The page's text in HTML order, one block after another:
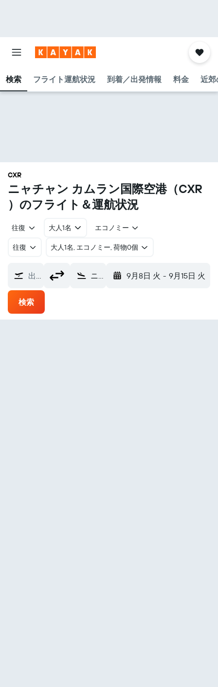
検索 フライト運航状況 到着／出発情報 料金 近郊
CXR
ニャチャン カムラン国際空港​（CXR​
）のフライト＆運航状況
往復 大人1名 エコノミー
往復 ​大人1名, エコノミー, 荷物0個
出発地 ニャチャン カムラン国際空港 (CXR) 9月8日 火 - 9月15日 火
検索